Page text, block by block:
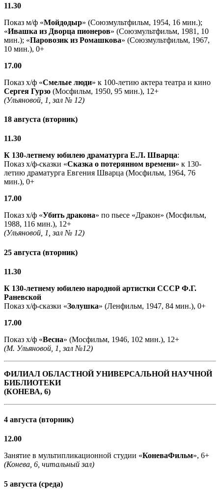
11.30
Показ м/ф «Мойдодыр» (Союзмультфильм, 1954, 16 мин.);
«Ивашка из Дворца пионеров» (Союзмультфильм, 1981, 10
мин.); «Паровозик из Ромашкова» (Союзмультфильм, 1967,
10 мин.), 0+
17.00
Показ х/ф «Смелые люди» к 100-летию актера театра и кино
Сергея Гурзо (Мосфильм, 1950, 95 мин.), 12+
(Ульяновой, 1, зал № 12)
18 августа (вторник)
11.30
К 130-летнему юбилею драматурга Е.Л. Шварца:
Показ х/ф-сказки «Сказка о потерянном времени» к 130-
летию драматурга Евгения Шварца (Мосфильм, 1964, 76
мин.), 0+
17.00
Показ х/ф «Убить дракона» по пьесе «Дракон» (Мосфильм,
1988, 116 мин.), 12+
(Ульяновой, 1, зал № 12)
25 августа (вторник)
11.30
К 130-летнему юбилею народной артистки СССР Ф.Г.
Раневской
Показ х/ф-сказки «Золушка» (Ленфильм, 1947, 84 мин.), 0+
17.00
Показ х/ф «Весна» (Мосфильм, 1946, 102 мин.), 12+
(М. Ульяновой, 1, зал №12)
ФИЛИАЛ ОБЛАСТНОЙ УНИВЕРСАЛЬНОЙ НАУЧНОЙ
БИБЛИОТЕКИ
(КОНЕВА, 6)
4 августа (вторник)
12.00
Занятие в мультипликационной студии «КоневаФильм», 6+
(Конева, 6, читальный зал)
5 августа (среда)